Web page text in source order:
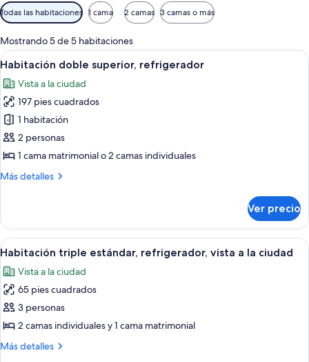
Filtros
disponibles
para
las
habitaciones
Todas las habitaciones 1 cama 2 camas 3 camas o más
Mostrando 5 de 5 habitaciones
Abrir
todas
las
fotos
de
Habitación
doble
refrigerador
Una kitchenette compacta con un
2
Habitación doble superior, refrigerador
Vista a la ciudad
197 pies cuadrados
1 habitación
2 personas
1 cama matrimonial o 2 camas individuales
Más detalles
Más
doble
superior,
refrigerador
Ver precio
Abrir
todas
las
fotos
de
Habitación
triple
Un dormitorio con cama, mesita de
2
Habitación triple estándar, refrigerador, vista a la ciudad
Vista a la ciudad
65 pies cuadrados
3 personas
2 camas individuales y 1 cama matrimonial
Más detalles
Más